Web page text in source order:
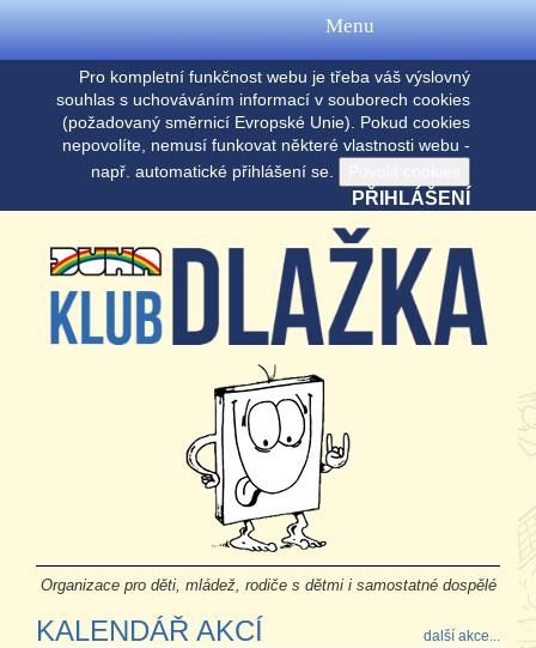
Pro kompletní funkčnost webu je třeba váš výslovný
souhlas s uchováváním informací v souborech cookies
(požadovaný směrnicí Evropské Unie). Pokud cookies
nepovolíte, nemusí funkovat některé vlastnosti webu -
např. automatické přihlášení se.
PŘIHLÁŠENÍ
Organizace pro děti, mládež, rodiče s dětmi i samostatné dospělé
KALENDÁŘ AKCÍ další akce...